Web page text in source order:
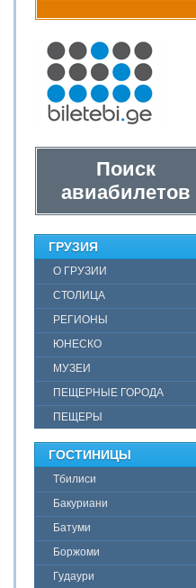
Поиск
авиабилетов
ГРУЗИЯ
О ГРУЗИИ
СТОЛИЦА
РЕГИОНЫ
ЮНЕСКО
МУЗЕИ
ПЕЩЕРНЫЕ ГОРОДА
ПЕЩЕРЫ
ГОСТИНИЦЫ
Тбилиси
Бакуриани
Батуми
Боржоми
Гудаури